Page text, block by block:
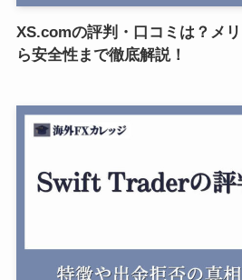
XS.comの評判・口コミは？メ
ら安全性まで徹底解説！